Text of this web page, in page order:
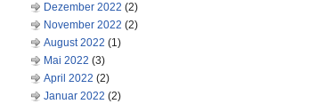
Dezember 2022 (2)
November 2022 (2)
August 2022 (1)
Mai 2022 (3)
April 2022 (2)
Januar 2022 (2)